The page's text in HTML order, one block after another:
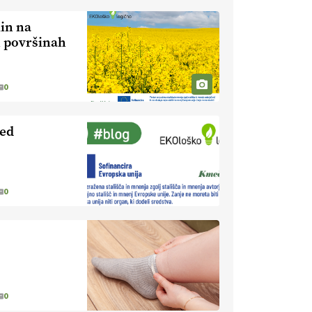
naravno peneče vino, tudi v
Sloveniji.
VEČ
https://t.co/9fpqD3fCrE @EUAgri
#IMCAP #CAP
https://t.co/iQ8HkdQnsD
20.07.2026
[EKOloško = LOGIČNO
]
Posestvo MonteMoro – ekološka
pridelava z mislijo na naravo.
https://t.co/Z7jXvK4gjr
@EUAgri #IMCAP #CAP
https://t.co/Bf31lnQSIb
15.07.2026
[EKOloško = LOGIČNO
]
Poleti pridelek rešujejo zdrava tla
in vlaga.
VEČ
https://t.co/qmMX2yevum @EUAgri
na
0
0
0